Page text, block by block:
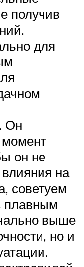
получив
для
Он
момент
он не
влияния на
советуем
плавным
выше
но и